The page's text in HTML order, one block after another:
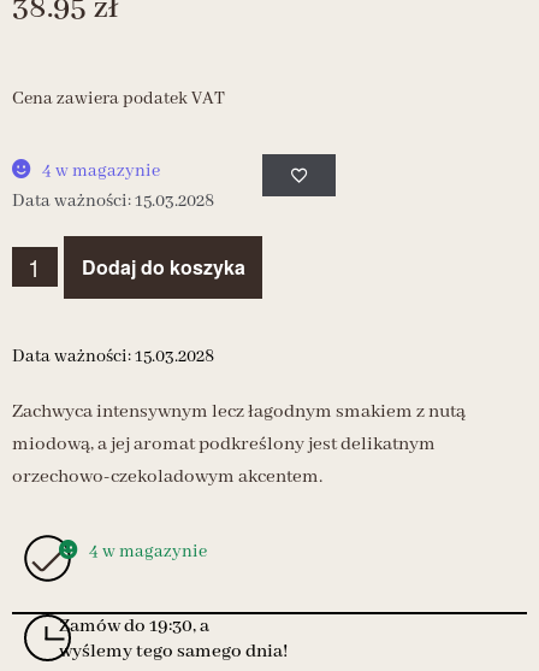
38.95 zł
Cena zawiera podatek VAT
4 w magazynie
Data ważności: 15.03.2028
Dodaj do koszyka
Data ważności: 15.03.2028
Zachwyca intensywnym lecz łagodnym smakiem z nutą
miodową, a jej aromat podkreślony jest delikatnym
orzechowo-czekoladowym akcentem.
4 w magazynie
Zamów do 19:30, a
wyślemy tego samego dnia!